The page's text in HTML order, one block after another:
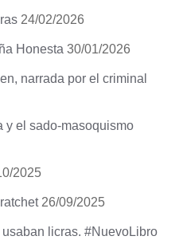
24/02/2026
Honesta 30/01/2026
narrada por el criminal
y el sado-masoquismo
2025
26/09/2025
licras. #NuevoLibro